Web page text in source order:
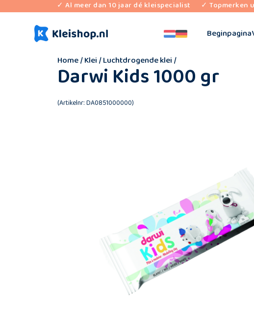
✓ Al meer dan 10 jaar dé kleispecialist ✓ Topmerken
Beginpagina
Home/Klei/Luchtdrogende klei/
Darwi Kids 1000 gr
(Artikelnr: DA0851000000)